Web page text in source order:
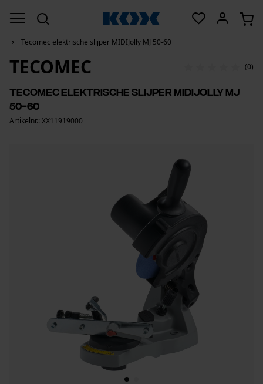
Tecomec elektrische slijper MIDIJolly MJ 50-60
TECOMEC (0)
Tecomec elektrische slijper MIDIJolly MJ
50-60
Artikelnr.: XX11919000